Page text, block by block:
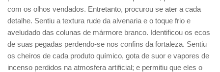
com os olhos vendados. Entretanto, procurou se ater a cada
detalhe. Sentiu a textura rude da alvenaria e o toque frio e
aveludado das colunas de mármore branco. Identificou os ecos
de suas pegadas perdendo-se nos confins da fortaleza. Sentiu
os cheiros de cada produto químico, gota de suor e vapores de
incenso perdidos na atmosfera artificial; e permitiu que eles o